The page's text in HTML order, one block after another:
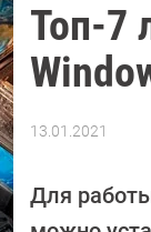
Топ-7
13.01.2021
Дмитриева
Для